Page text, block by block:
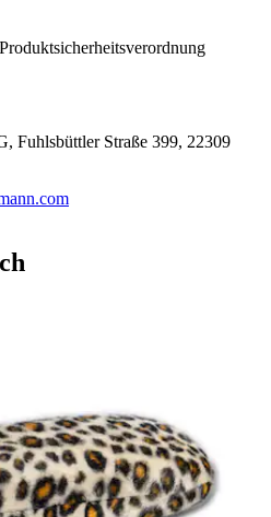
Fuhlsbüttler Straße 399, 22309